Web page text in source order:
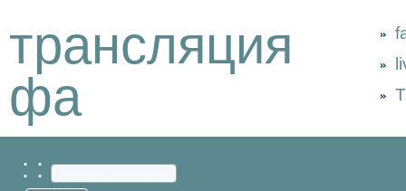
трансляция
фа
: :